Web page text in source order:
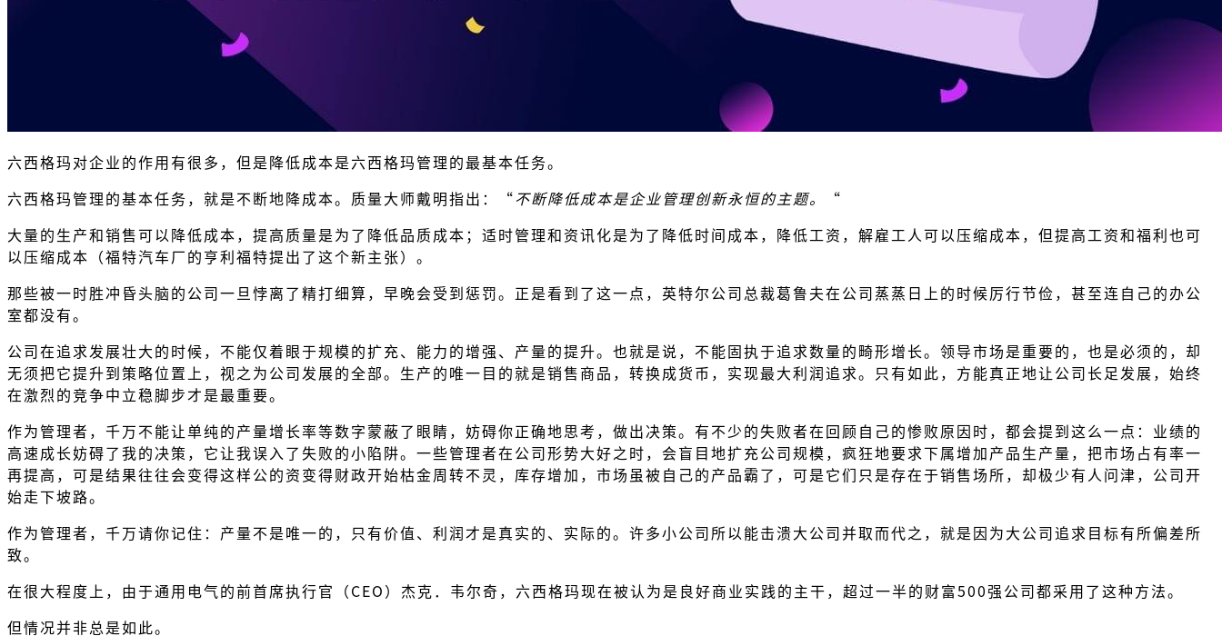
六西格玛对企业的作用有很多，但是降低成本是六西格玛管理的最基本任务。
六西格玛管理的基本任务，就是不断地降成本。质量大师戴明指出：“不断降低成本是企业管理创新永恒的主题。
“
大量的生产和销售可以降低成本，提高质量是为了降低品质成本；适时管理和资讯化是为了降低时间成本，降低工资，解雇工人可以压缩成本，但提高工资和福利也可
以压缩成本（福特汽车厂的亨利福特提出了这个新主张）。
那些被一时胜冲昏头脑的公司一旦悖离了精打细算，早晚会受到惩罚。正是看到了这一点，英特尔公司总裁葛鲁夫在公司蒸蒸日上的时候厉行节俭，甚至连自己的办公
室都没有。
公司在追求发展壮大的时候，不能仅着眼于规模的扩充、能力的增强、产量的提升。也就是说，不能固执于追求数量的畸形增长。领导市场是重要的，也是必须的，却
无须把它提升到策略位置上，视之为公司发展的全部。生产的唯一目的就是销售商品，转换成货币，实现最大利润追求。只有如此，方能真正地让公司长足发展，始终
在激烈的竞争中立稳脚步才是最重要。
作为管理者，千万不能让单纯的产量增长率等数字蒙蔽了眼睛，妨碍你正确地思考，做出决策。有不少的失败者在回顾自己的惨败原因时，都会提到这么一点：业绩的
高速成长妨碍了我的决策，它让我误入了失败的小陷阱。一些管理者在公司形势大好之时，会盲目地扩充公司规模，疯狂地要求下属增加产品生产量，把市场占有率一
再提高，可是结果往往会变得这样公的资变得财政开始枯金周转不灵，库存增加，市场虽被自己的产品霸了，可是它们只是存在于销售场所，却极少有人问津，公司开
始走下坡路。
作为管理者，千万请你记住：产量不是唯一的，只有价值、利润才是真实的、实际的。许多小公司所以能击溃大公司并取而代之，就是因为大公司追求目标有所偏差所
致。
在很大程度上，由于通用电气的前首席执行官（CEO）杰克．韦尔奇，六西格玛现在被认为是良好商业实践的主干，超过一半的财富500强公司都采用了这种方法。
但情况并非总是如此。